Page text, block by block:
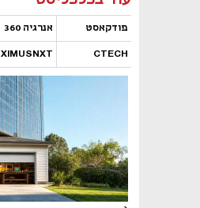
פודקאסט אנרגיה 360
CTECH
XIMUSNXT